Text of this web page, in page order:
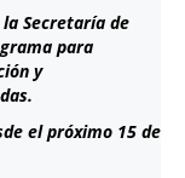
Secretaría de
para
y
el próximo 15 de